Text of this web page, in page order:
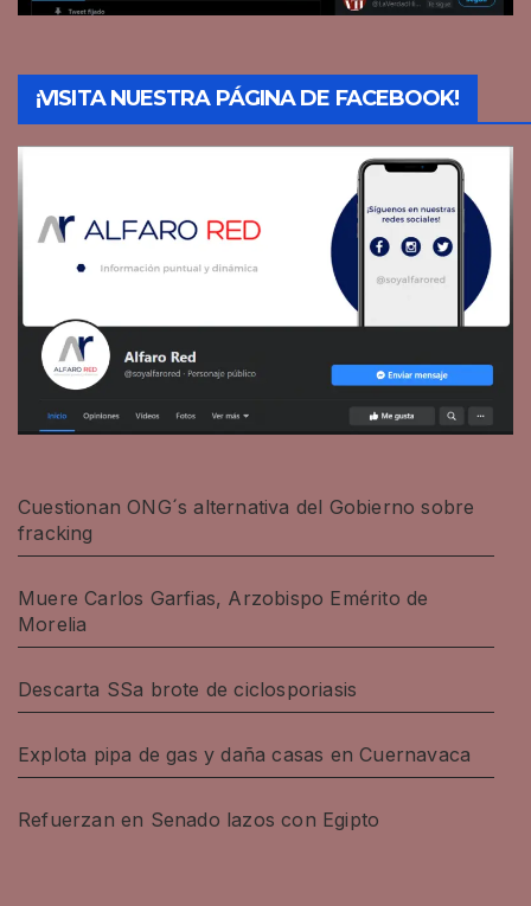
¡VISITA NUESTRA PÁGINA DE FACEBOOK!
Cuestionan ONG´s alternativa del Gobierno sobre
fracking
Muere Carlos Garfias, Arzobispo Emérito de
Morelia
Descarta SSa brote de ciclosporiasis
Explota pipa de gas y daña casas en Cuernavaca
Refuerzan en Senado lazos con Egipto